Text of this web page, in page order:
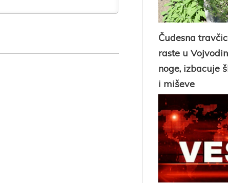
Čudesna
raste u
noge, izbacuje
i miševe